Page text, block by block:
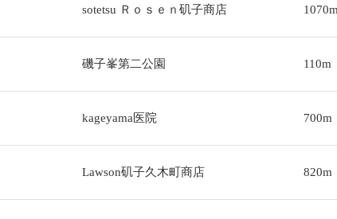
sotetsu Ｒｏｓｅｎ矶子商店
磯子峯第二公園 110m
kageyama医院 700m
Lawson矶子久木町商店 820m